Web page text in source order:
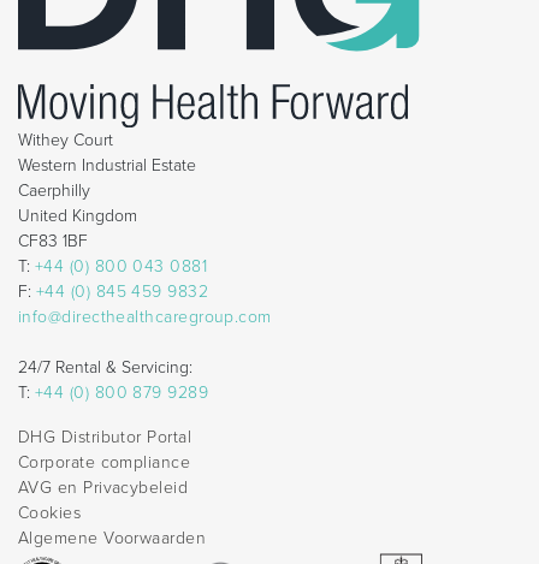
Withey Court
Western Industrial Estate
Caerphilly
United Kingdom
CF83 1BF
T: +44 (0) 800 043 0881
F: +44 (0) 845 459 9832
info@directhealthcaregroup.com
24/7 Rental & Servicing:
T: +44 (0) 800 879 9289
DHG Distributor Portal
Corporate compliance
AVG en Privacybeleid
Cookies
Algemene Voorwaarden